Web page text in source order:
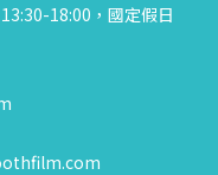
18:00，國定假日